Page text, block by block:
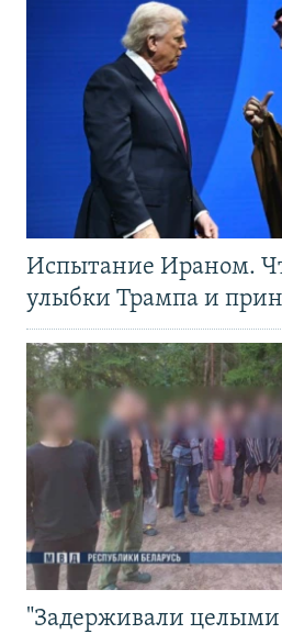
Испытание Ираном.
улыбки Трампа и
"Задерживали